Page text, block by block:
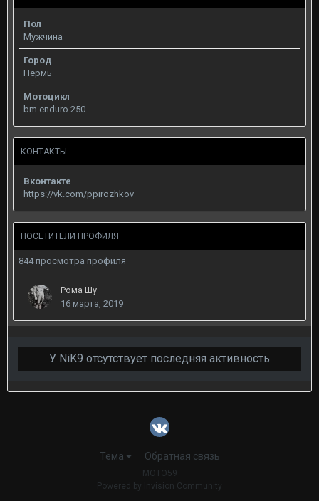
Пол
Мужчина
Город
Пермь
Мотоцикл
bm enduro 250
КОНТАКТЫ
Вконтакте
https://vk.com/ppirozhkov
ПОСЕТИТЕЛИ ПРОФИЛЯ
844 просмотра профиля
Рома Шу
16 марта, 2019
У NiK9 отсутствует последняя активность
Тема Обратная связь
MOTO59
Powered by Invision Community